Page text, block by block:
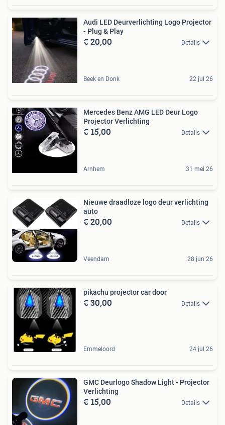
Audi LED Deurverlichting Logo Projector
- Plug & Play
€ 20,00 Details
Beek en Donk 22 jul 26
Mercedes Benz AMG LED Deur Logo
Projector Verlichting
€ 15,00 Details
Arnhem 31 mei 26
Nieuwe draadloze logo deur verlichting
auto
€ 20,00 Details
Veendam 28 jun 26
pikachu projector car door
€ 30,00 Details
Emmeloord 24 jul 26
GMC Deurlogo Shadow Light - Projector
Verlichting
€ 15,00 Details